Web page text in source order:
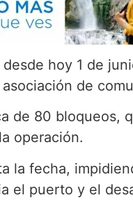
hoy 1 de
de
de 80 bloqueos,
operación.
fecha,
puerto y el